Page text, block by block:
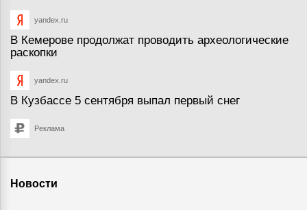
yandex.ru
В Кемерове продолжат проводить археологические
раскопки
yandex.ru
В Кузбассе 5 сентября выпал первый снег
Реклама
Новости